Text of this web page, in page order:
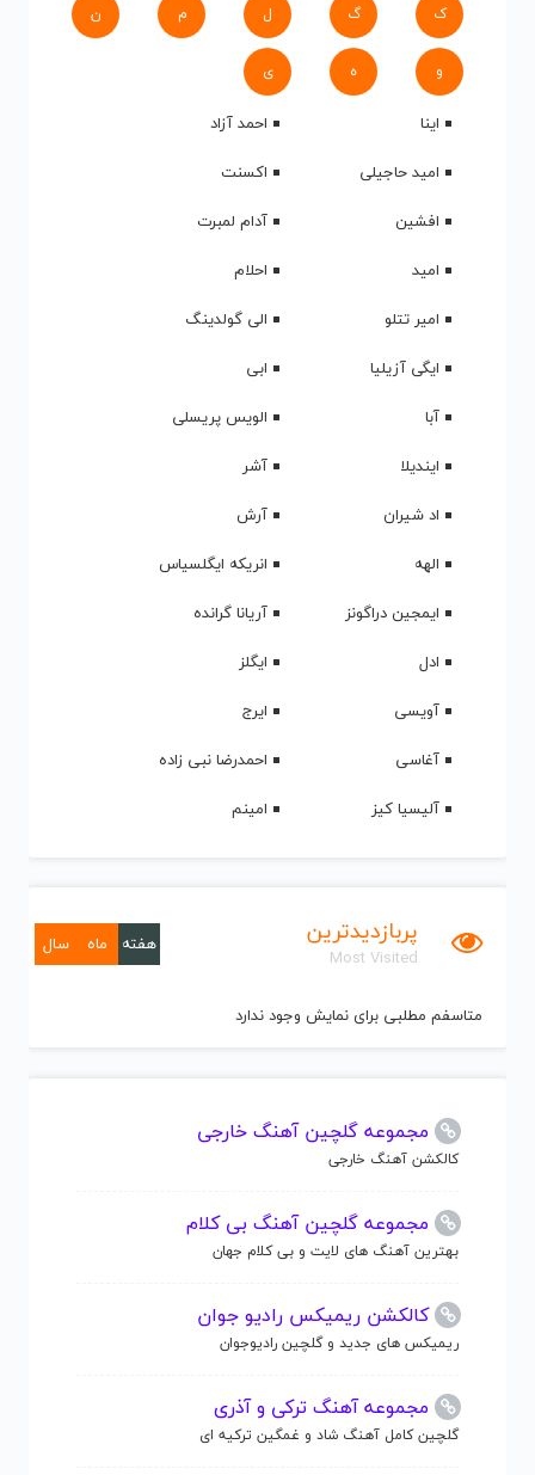
ک گ ل م ن
و ه ی
اینا
احمد آزاد
امید حاجیلی
اکسنت
افشین
آدام لمبرت
امید
احلام
امیر تتلو
الی گولدینگ
ایگی آزیلیا
ابی
آبا
الویس پریسلی
ایندیلا
آشر
اد شیران
آرش
الهه
انریکه ایگلسیاس
ایمجین دراگونز
آریانا گرانده
ادل
ایگلز
آویسی
ایرج
آغاسی
احمدرضا نبی زاده
آلیسیا کیز
امینم
پربازدیدترین
Most Visited
هفته ماه سال
متاسفم مطلبی برای نمایش وجود ندارد
مجموعه گلچین آهنگ خارجی
کالکشن آهنگ خارجی
مجموعه گلچین آهنگ بی کلام
بهترین آهنگ های لایت و بی کلام جهان
کالکشن ریمیکس رادیو جوان
ریمیکس های جدید و گلچین رادیوجوان
مجموعه آهنگ ترکی و آذری
گلچین کامل آهنگ شاد و غمگین ترکیه ای